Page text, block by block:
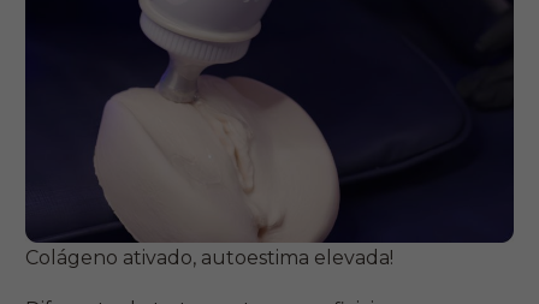
Colágeno ativado, autoestima elevada!